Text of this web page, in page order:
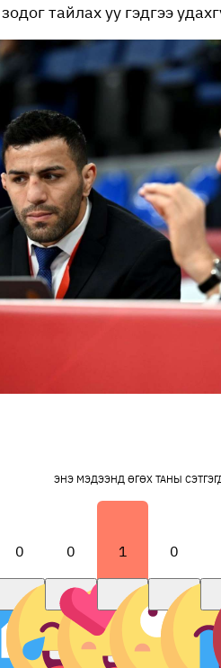
зодог тайлах уу гэдгээ
ЭНЭ МЭДЭЭНД ӨГӨХ ТАНЫ
0 0 1 0